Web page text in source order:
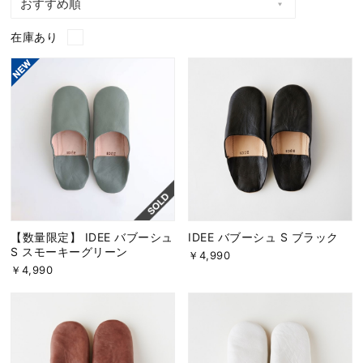
在庫あり
【数量限定】 IDEE バブーシュ
S スモーキーグリーン
￥4,990
IDEE バブーシュ S ブラック
￥4,990